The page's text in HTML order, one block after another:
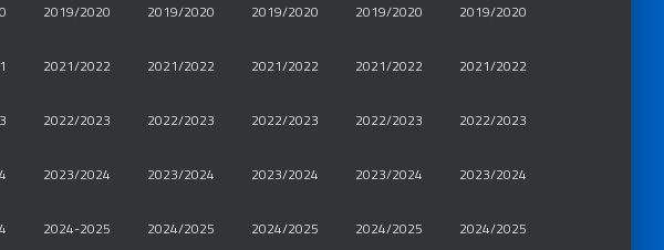
2019/2020 2019/2020 2019/2020 2019/2020 2019/2020
2021/2022 2021/2022 2021/2022 2021/2022 2021/2022
2022/2023 2022/2023 2022/2023 2022/2023 2022/2023
2023/2024 2023/2024 2023/2024 2023/2024 2023/2024
2024-2025 2024/2025 2024/2025 2024/2025 2024/2025